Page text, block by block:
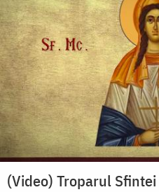
(Video) Troparul